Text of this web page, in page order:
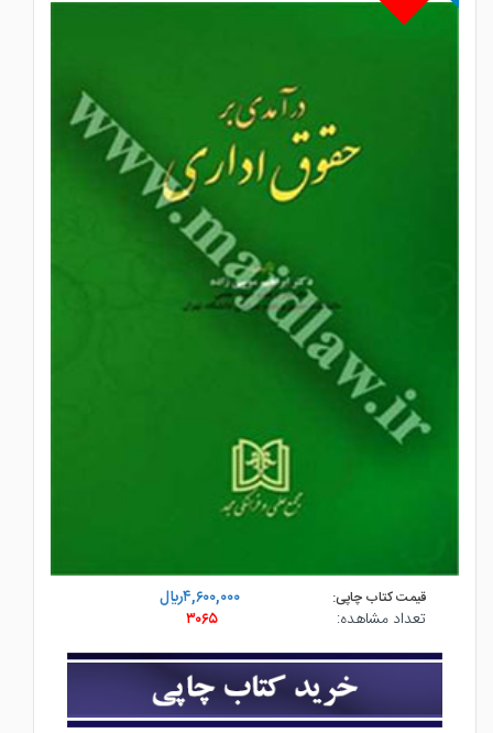
قیمت کتاب چاپی:
۴,۶۰۰,۰۰۰ريال
تعداد مشاهده:
۳۰۶۵